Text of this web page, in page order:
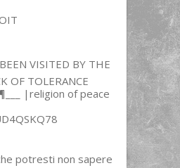
VISITED BY THE
OF TOLERANCE
|religion of peace
potresti non sapere